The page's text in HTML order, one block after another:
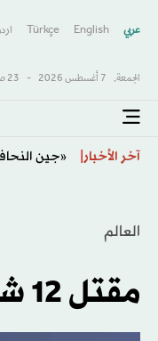
عربي English
Türkçe
الجمعة, 7 أغسطس 2026 - 23 صفَر 1448 هـ
آخر الأخبار «جين
العالم
مقتل 12 شخصاً في الضربات الليلية الروسية على أوكرانيا